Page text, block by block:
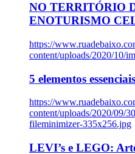
NO TERRITÓRIO
ENOTURISMO
https://
content/uploads/2020/10/
5 elementos
https://
content/uploads/2020/09/
fileminimizer-335x256.jpg
LEVI’s e LEGO: